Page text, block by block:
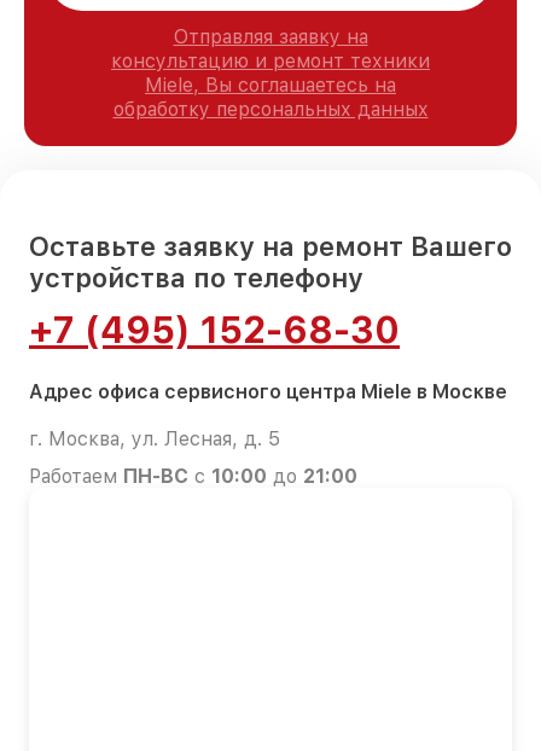
Отправляя заявку на
консультацию и ремонт техники
Miele, Вы соглашаетесь на
обработку персональных данных
Оставьте заявку на ремонт Вашего
устройства по телефону
+7 (495) 152-68-30
Адрес офиса сервисного центра Miele в Москве
г. Москва, ул. Лесная, д. 5
Работаем ПН-ВС с 10:00 до 21:00